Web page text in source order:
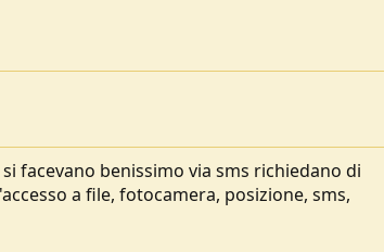
facevano benissimo via sms richiedano di
a file, fotocamera, posizione, sms,